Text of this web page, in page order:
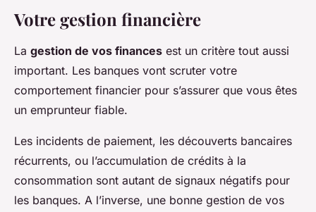
Votre gestion financière
La gestion de vos finances est un critère tout aussi
important. Les banques vont scruter votre
comportement financier pour s’assurer que vous êtes
un emprunteur fiable.
Les incidents de paiement, les découverts bancaires
récurrents, ou l’accumulation de crédits à la
consommation sont autant de signaux négatifs pour
les banques. A l’inverse, une bonne gestion de vos